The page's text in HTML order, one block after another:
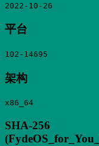
2022-10-26
平台
102-14695
架构
x86_64
SHA-256